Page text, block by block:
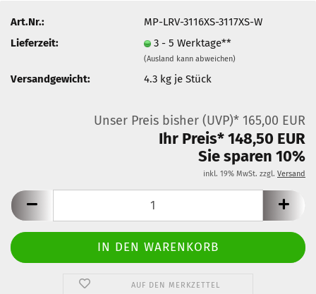
Art.Nr.:
MP-LRV-3116XS-3117XS-W
Lieferzeit:
3 - 5 Werktage**
(Ausland kann abweichen)
Versandgewicht: 4.3 kg je Stück
Unser Preis bisher (UVP)* 165,00 EUR
Ihr Preis* 148,50 EUR
Sie sparen 10%
inkl. 19% MwSt. zzgl. Versand
AUF DEN MERKZETTEL